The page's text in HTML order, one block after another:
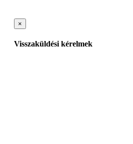
×
Visszaküldési kérelmek